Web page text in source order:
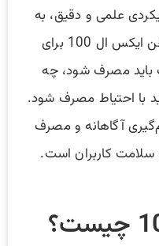
علمی و دقیق، به
این پرسش‌ها پاسخ دهیم که آلفن ایکس ال 100 برای
مصرف شود، چه
با احتیاط مصرف شود.
آگاهانه و مصرف
سلامت کاربران است.